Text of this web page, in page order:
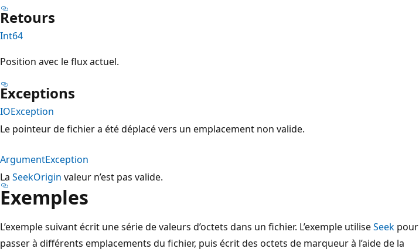
Retours
Int64
Position avec le flux actuel.
Exceptions
IOException
Le pointeur de fichier a été déplacé vers un emplacement non valide.
ArgumentException
La SeekOrigin valeur n’est pas valide.
Exemples
L’exemple suivant écrit une série de valeurs d’octets dans un fichier. L’exemple utiliseSeek pour
passer à différents emplacements du fichier, puis écrit des octets de marqueur à l’aide de la